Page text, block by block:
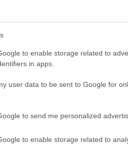
to enable storage related to
in apps.
user data to be sent to Google for
to send me personalized
to enable storage related to
1000 német közmondás
és művelődéstörténeti
Tinta Könyvkiadó,
szótárak) Balázsi József Attila
Közéjük tartozik a…